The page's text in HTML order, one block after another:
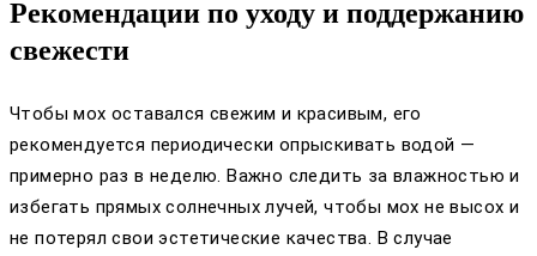
Рекомендации по уходу и поддержанию
свежести
Чтобы мох оставался свежим и красивым, его
рекомендуется периодически опрыскивать водой —
примерно раз в неделю. Важно следить за влажностью и
избегать прямых солнечных лучей, чтобы мох не высох и
не потерял свои эстетические качества. В случае